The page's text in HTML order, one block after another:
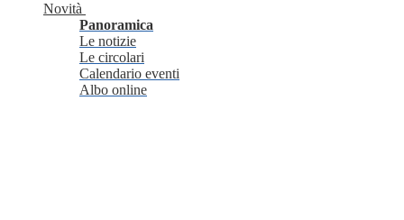
Novità
Panoramica
Le notizie
Le circolari
Calendario eventi
Albo online